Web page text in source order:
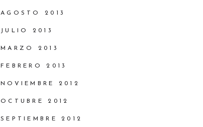
AGOSTO 2013
JULIO 2013
MARZO 2013
FEBRERO 2013
NOVIEMBRE 2012
OCTUBRE 2012
SEPTIEMBRE 2012